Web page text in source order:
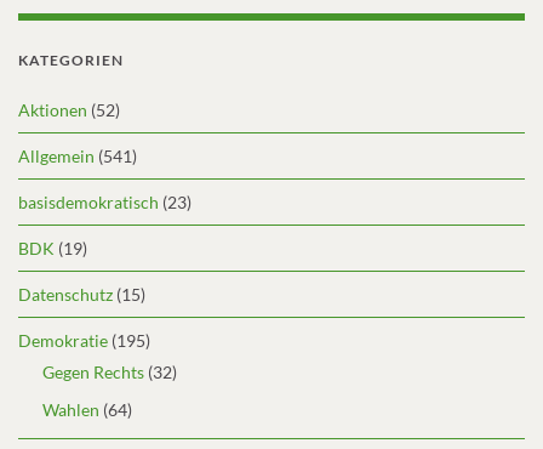
KATEGORIEN
Aktionen (52)
Allgemein (541)
basisdemokratisch (23)
BDK (19)
Datenschutz (15)
Demokratie (195)
Gegen Rechts (32)
Wahlen (64)